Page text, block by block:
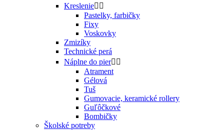
Kreslenie 
Pastelky, farbičky
Fixy
Voskovky
Zmizíky
Technické perá
Náplne do pier 
Atrament
Gélová
Tuš
Gumovacie, keramické rollery
Guľôčkové
Bombičky
Školské potreby